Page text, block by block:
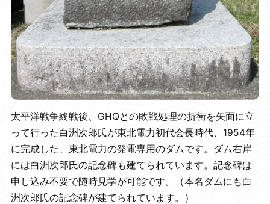
太平洋戦争終戦後、GHQとの敗戦処理の折衝を矢面に立
って行った白洲次郎氏が東北電力初代会長時代、1954年
に完成した、東北電力の発電専用のダムです。ダム右岸
には白洲次郎氏の記念碑も建てられています。記念碑は
申し込み不要で随時見学が可能です。（本名ダムにも白
洲次郎氏の記念碑が建てられています。）